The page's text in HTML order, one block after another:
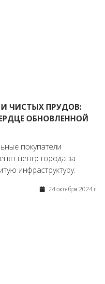
ЧИСТЫХ ПРУДОВ:
ОБНОВЛЕННОЙ
покупатели
центр города за
инфраструктуру.
24 октября 2024 г.